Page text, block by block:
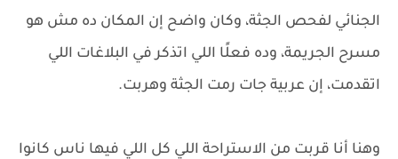
الجنائي لفحص الجثة، وكان واضح إن المكان ده مش هو
مسرح الجريمة، وده فعلًا اللي اتذكر في البلاغات اللي
اتقدمت، إن عربية جات رمت الجثة وهربت.
وهنا أنا قربت من الاستراحة اللي كل اللي فيها ناس كانوا